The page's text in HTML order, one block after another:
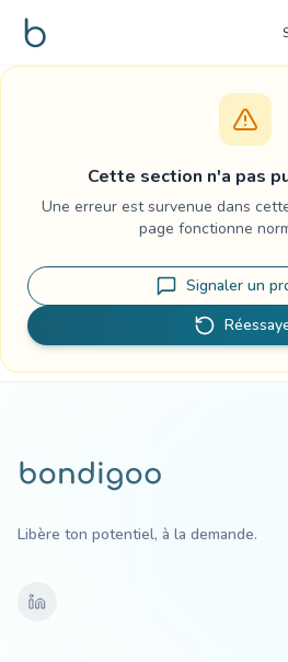
Aller au contenu
Cette section n'a pas
Une erreur est survenue dans
page fonctionne
Signaler un
Libère ton potentiel, à la demande.